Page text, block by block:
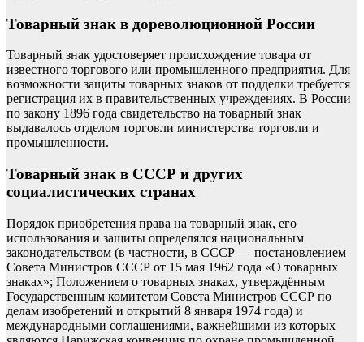
Товарный знак в дореволюционной России
Товарный знак удостоверяет происхождение товара от
известного торгового или промышленного предприятия. Для
возможности защиты товарных знаков от подделки требуется
регистрация их в правительственных учреждениях. В России
по закону 1896 года свидетельство на товарный знак
выдавалось отделом торговли министерства торговли и
промышленности.
Товарный знак в СССР и других
социалистических странах
Порядок приобретения права на товарный знак, его
использования и защиты определялся национальным
законодательством (в частности, в СССР — постановлением
Совета Министров СССР от 15 мая 1962 года «О товарных
знаках»; Положением о товарных знаках, утверждённым
Государственным комитетом Совета Министров СССР по
делам изобретений и открытий 8 января 1974 года) и
международными соглашениями, важнейшими из которых